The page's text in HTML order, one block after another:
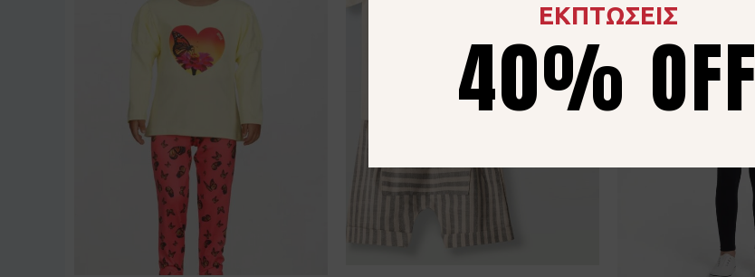
ΕΚΠΤΩΣΕΙΣ
40% OFF